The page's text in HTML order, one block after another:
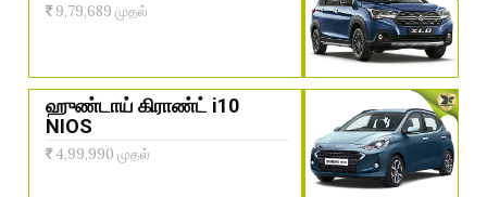
9,79,689 முதல்
ஹுண்டாய் கிராண்ட் i10
NIOS
4,99,990 முதல்